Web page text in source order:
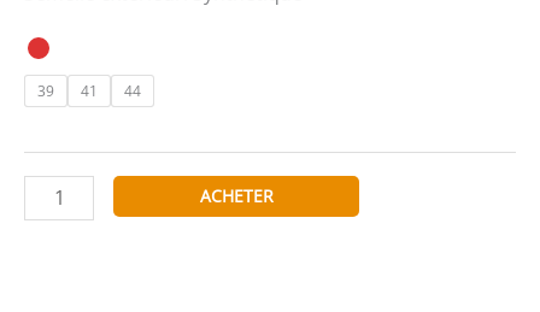
39 41 44
quantité
de
ACHETER